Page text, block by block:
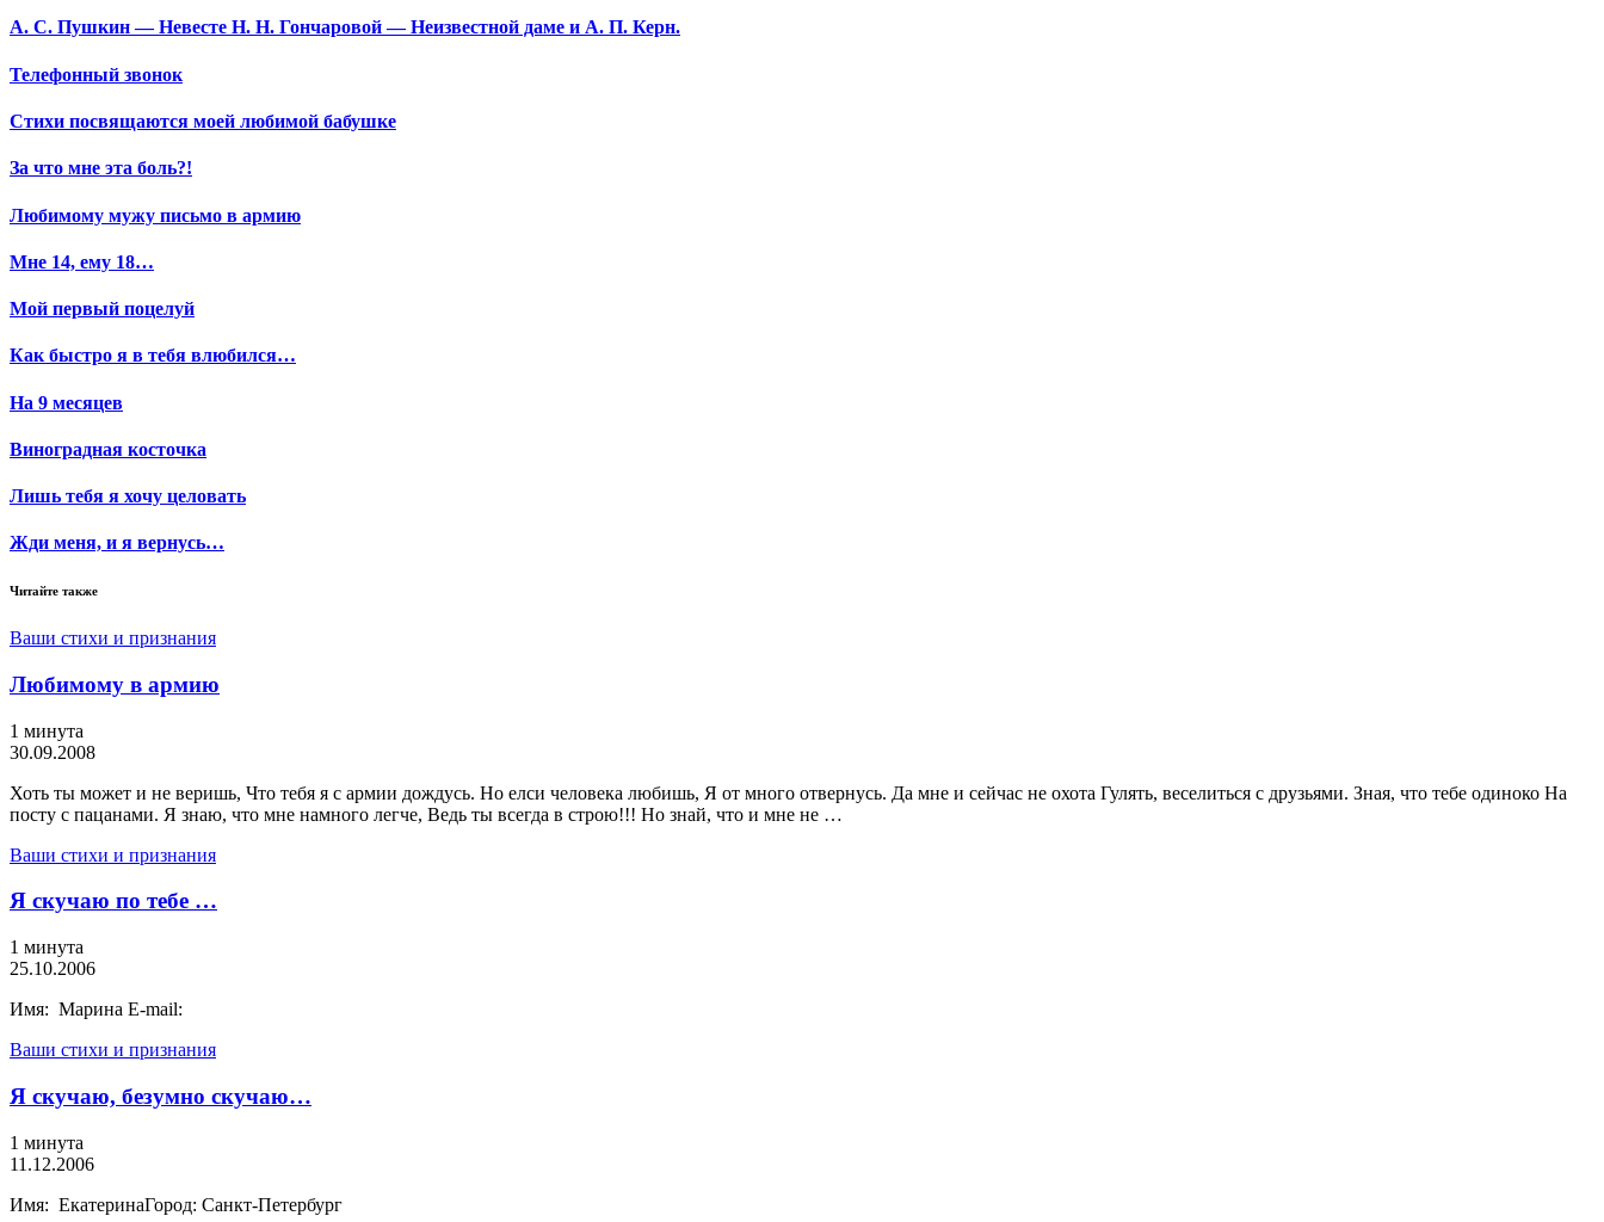
А. С. Пушкин — Невесте Н. Н. Гончаровой — Неизвестной даме и А. П. Керн.
Телефонный звонок
Стихи посвящаются моей любимой бабушке
За что мне эта боль?!
Любимому мужу письмо в армию
Мне 14, ему 18…
Мой первый поцелуй
Как быстро я в тебя влюбился…
На 9 месяцев
Виноградная косточка
Лишь тебя я хочу целовать
Жди меня, и я вернусь…
Читайте также
Ваши стихи и признания
Любимому в армию
1 минута
30.09.2008
Хоть ты может и не веришь, Что тебя я с армии дождусь. Но елси человека любишь, Я от много отвернусь. Да мне и сейчас не охота Гулять, веселиться с друзьями. Зная, что тебе одиноко На
посту с пацанами. Я знаю, что мне намного легче, Ведь ты всегда в строю!!! Но знай, что и мне не …
Ваши стихи и признания
Я скучаю по тебе …
1 минута
25.10.2006
Имя: Марина E-mail:
Ваши стихи и признания
Я скучаю, безумно скучаю…
1 минута
11.12.2006
Имя: ЕкатеринаГород: Санкт-Петербург